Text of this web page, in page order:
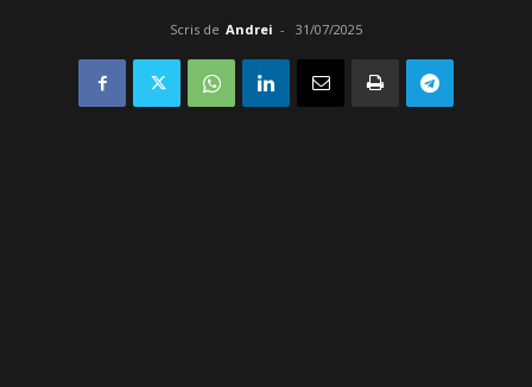
Scris de Andrei - 31/07/2025